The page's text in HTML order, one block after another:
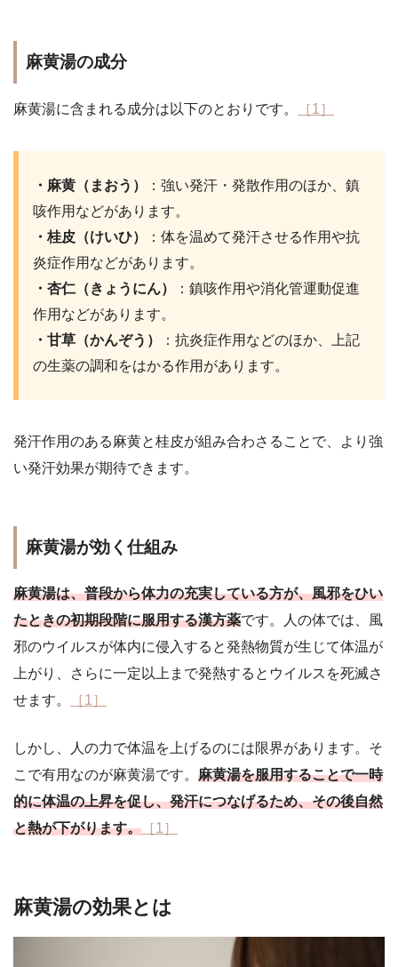
麻黄湯の成分
麻黄湯に含まれる成分は以下のとおりです。 ［1］
・麻黄（まおう）
：強い発汗・発散作用のほか、鎮
咳作用などがあります。
・桂皮（けいひ）
：体を温めて発汗させる作用や抗
炎症作用などがあります。
・杏仁（きょうにん）
：鎮咳作用や消化管運動促進
作用などがあります。
・甘草（かんぞう）
：抗炎症作用などのほか、上記
の生薬の調和をはかる作用があります。
発汗作用のある麻黄と桂皮が組み合わさることで、より強
い発汗効果が期待できます。
麻黄湯が効く仕組み
麻黄湯は、普段から体力の充実している方が、風邪をひい
たときの初期段階に服用する漢方薬です。人の体では、風
邪のウイルスが体内に侵入すると発熱物質が生じて体温が
上がり
さらに一定以上まで発熱するとウイルスを死滅さ
せます。
［1］
しかし、人の力で体温を上げるのには限界があります。そ
こで有用なのが麻黄湯です。 麻黄湯を服用することで一時
的に体温の上昇を促し、発汗につなげるため、その後自然
と熱が下がります。 ［1］
麻黄湯の効果とは